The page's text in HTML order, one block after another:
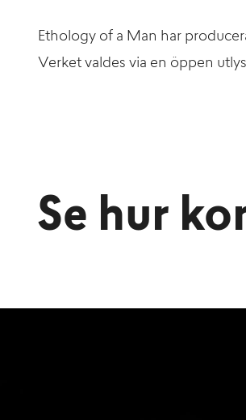
Ethology of a Man har
Verket valdes via en öppen
Se hur